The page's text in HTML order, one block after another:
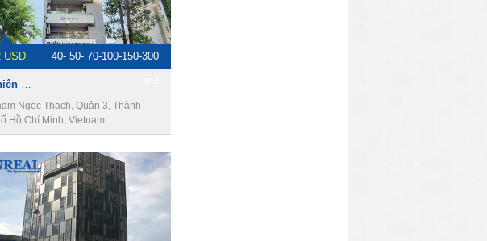
USD
40- 50- 70-100-150-300
Ngọc Thạch, Quận 3, Thành
Hồ Chí Minh, Vietnam